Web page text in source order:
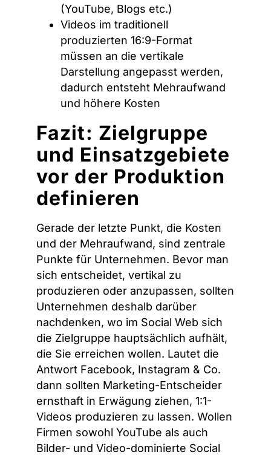
(YouTube, Blogs etc.)
Videos im traditionell
produzierten 16:9-Format
müssen an die vertikale
Darstellung angepasst werden,
dadurch entsteht Mehraufwand
und höhere Kosten
Fazit: Zielgruppe
und Einsatzgebiete
vor der Produktion
definieren
Gerade der letzte Punkt, die Kosten
und der Mehraufwand, sind zentrale
Punkte für Unternehmen. Bevor man
sich entscheidet, vertikal zu
produzieren oder anzupassen, sollten
Unternehmen deshalb darüber
nachdenken, wo im Social Web sich
die Zielgruppe hauptsächlich aufhält,
die Sie erreichen wollen. Lautet die
Antwort Facebook, Instagram & Co.
dann sollten Marketing-Entscheider
ernsthaft in Erwägung ziehen, 1:1-
Videos produzieren zu lassen. Wollen
Firmen sowohl YouTube als auch
Bilder- und Video-dominierte Social